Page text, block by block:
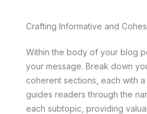
Crafting Informative and
Within the body of your blog
your message. Break down
coherent sections, each with
guides readers through the
each subtopic, providing